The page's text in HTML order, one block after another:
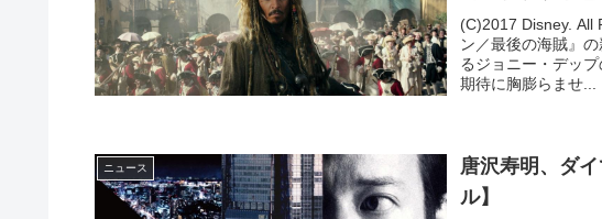
(C)2017 Disney. All
ン／最後の海賊』
るジョニー・デッ
期待に胸膨らませ...
ニュース
唐沢寿明、ダ
ル】